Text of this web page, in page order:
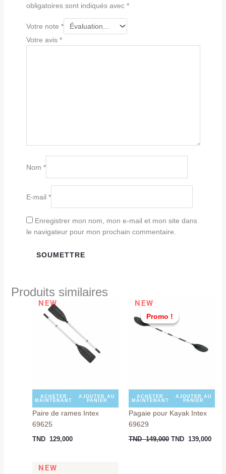
obligatoires sont indiqués avec *
Votre note *
Votre avis *
Nom *
E-mail *
Enregistrer mon nom, mon e-mail et mon site dans
le navigateur pour mon prochain commentaire.
Produits similaires
NEW
ACHETER
MAINTENANT
AJOUTER AU
PANIER
Paire de rames Intex
69625
TND 129,000
Promo !
NEW
Promo !
ACHETER
MAINTENANT
AJOUTER AU
PANIER
Pagaie pour Kayak Intex
69629
TND149,000
initial
était :
TND
149,000.
TND 139,000
NEW